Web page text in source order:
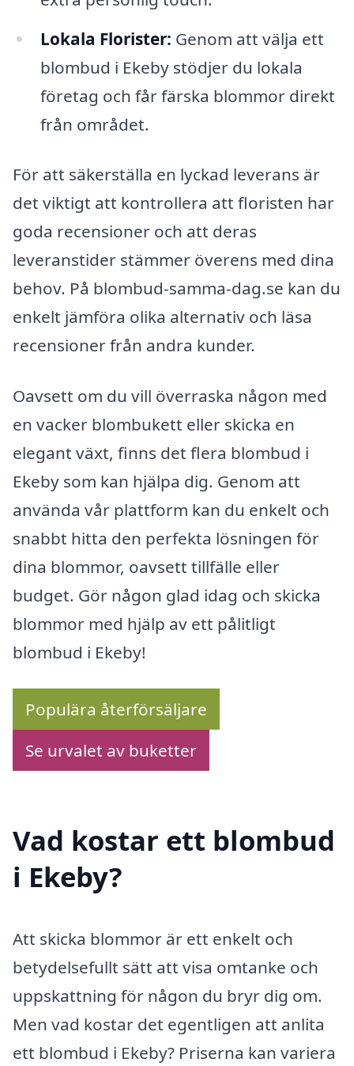
Lokala Florister: Genom att välja ett
blombud i Ekeby stödjer du lokala
företag och får färska blommor direkt
från området.
För att säkerställa en lyckad leverans är
det viktigt att kontrollera att floristen har
goda recensioner och att deras
leveranstider stämmer överens med dina
behov. På blombud-samma-dag.se kan du
enkelt jämföra olika alternativ och läsa
recensioner från andra kunder.
Oavsett om du vill överraska någon med
en vacker blombukett eller skicka en
elegant växt, finns det flera blombud i
Ekeby som kan hjälpa dig. Genom att
använda vår plattform kan du enkelt och
snabbt hitta den perfekta lösningen för
dina blommor, oavsett tillfälle eller
budget. Gör någon glad idag och skicka
blommor med hjälp av ett pålitligt
blombud i Ekeby!
Populära återförsäljare
Se urvalet av buketter
Vad kostar ett blombud
i Ekeby?
Att skicka blommor är ett enkelt och
betydelsefullt sätt att visa omtanke och
uppskattning för någon du bryr dig om.
Men vad kostar det egentligen att anlita
ett blombud i Ekeby? Priserna kan variera